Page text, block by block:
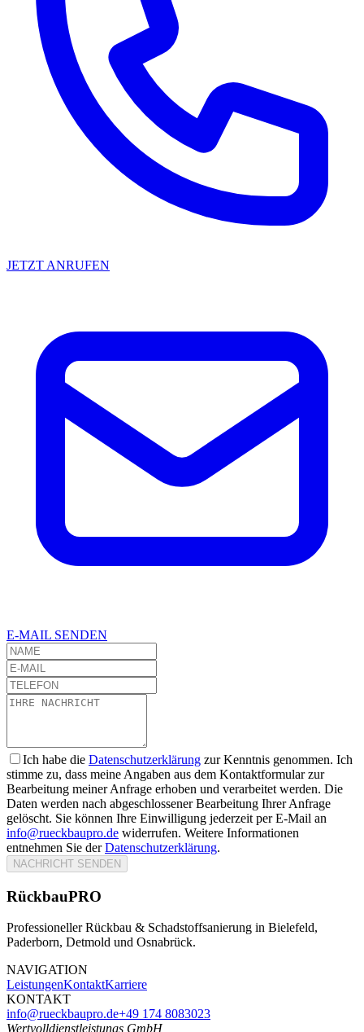
JETZT ANRUFEN
E-MAIL SENDEN
Ich habe die Datenschutzerklärung zur Kenntnis genommen. Ich
stimme zu, dass meine Angaben aus dem Kontaktformular zur
Bearbeitung meiner Anfrage erhoben und verarbeitet werden. Die
Daten werden nach abgeschlossener Bearbeitung Ihrer Anfrage
gelöscht. Sie können Ihre Einwilligung jederzeit per E-Mail an
info@rueckbaupro.de widerrufen. Weitere Informationen
entnehmen Sie der Datenschutzerklärung.
NACHRICHT SENDEN
RückbauPRO
Professioneller Rückbau & Schadstoffsanierung in Bielefeld,
Paderborn, Detmold und Osnabrück.
NAVIGATION
LeistungenKontaktKarriere
KONTAKT
info@rueckbaupro.de+49 174 8083023
Wertvolldienstleistungs GmbH